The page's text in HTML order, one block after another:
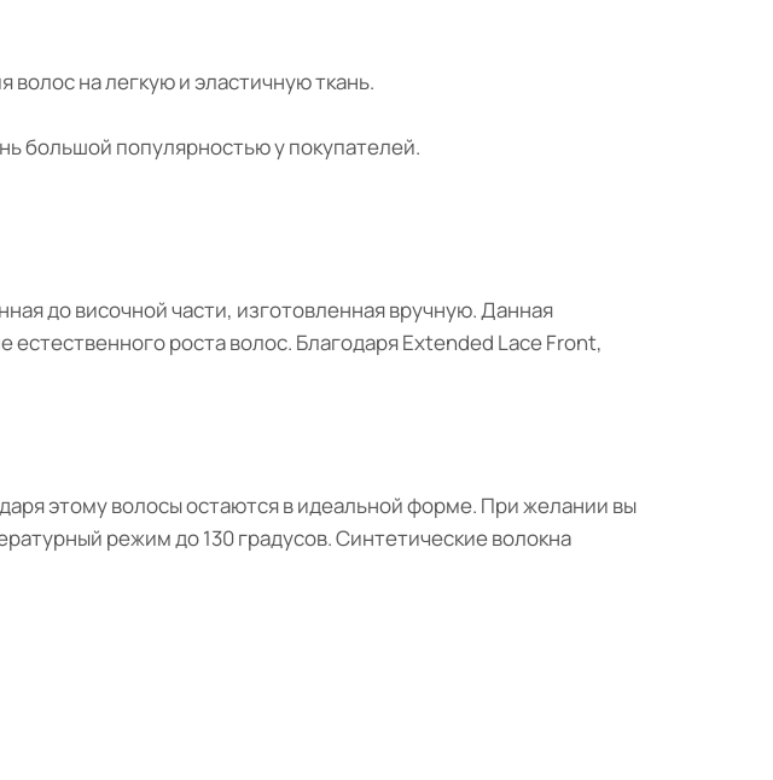
на легкую и эластичную ткань.
большой популярностью у покупателей.
до височной части, изготовленная вручную. Данная
роста волос. Благодаря Extended Lace Front,
этому волосы остаются в идеальной форме. При желании вы
режим до 130 градусов. Синтетические волокна